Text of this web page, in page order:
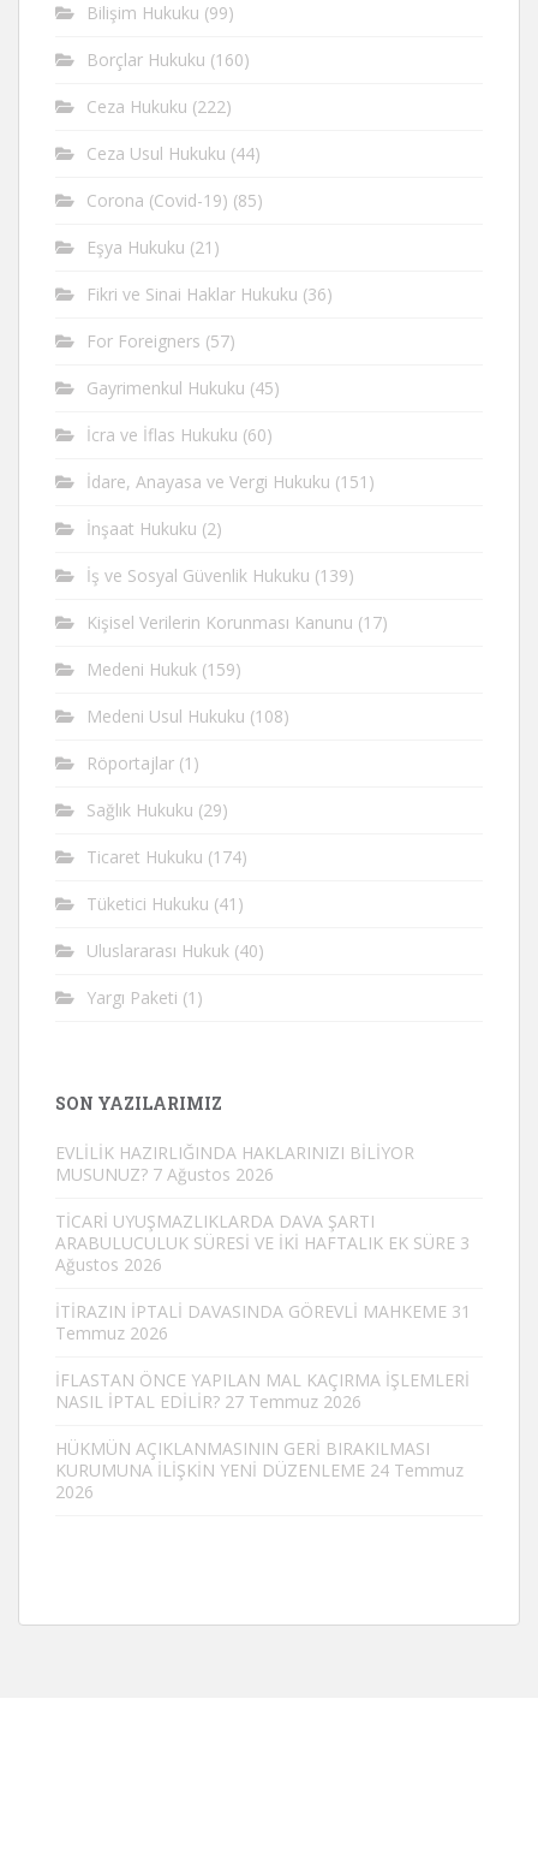
Bilişim Hukuku (99)
Borçlar Hukuku (160)
Ceza Hukuku (222)
Ceza Usul Hukuku (44)
Corona (Covid-19) (85)
Eşya Hukuku (21)
Fikri ve Sinai Haklar Hukuku (36)
For Foreigners (57)
Gayrimenkul Hukuku (45)
İcra ve İflas Hukuku (60)
İdare, Anayasa ve Vergi Hukuku (151)
İnşaat Hukuku (2)
İş ve Sosyal Güvenlik Hukuku (139)
Kişisel Verilerin Korunması Kanunu (17)
Medeni Hukuk (159)
Medeni Usul Hukuku (108)
Röportajlar (1)
Sağlık Hukuku (29)
Ticaret Hukuku (174)
Tüketici Hukuku (41)
Uluslararası Hukuk (40)
Yargı Paketi (1)
SON YAZILARIMIZ
EVLİLİK HAZIRLIĞINDA HAKLARINIZI BİLİYOR
MUSUNUZ? 7 Ağustos 2026
TİCARİ UYUŞMAZLIKLARDA DAVA ŞARTI
ARABULUCULUK SÜRESİ VE İKİ HAFTALIK EK SÜRE 3
Ağustos 2026
İTİRAZIN İPTALİ DAVASINDA GÖREVLİ MAHKEME 31
Temmuz 2026
İFLASTAN ÖNCE YAPILAN MAL KAÇIRMA İŞLEMLERİ
NASIL İPTAL EDİLİR? 27 Temmuz 2026
HÜKMÜN AÇIKLANMASININ GERİ BIRAKILMASI
KURUMUNA İLİŞKİN YENİ DÜZENLEME 24 Temmuz
2026